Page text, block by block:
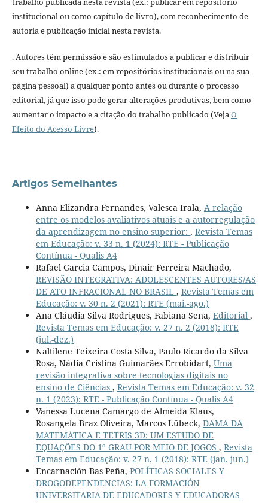
institucional ou como capítulo de livro), com reconhecimento de
autoria e publicação inicial nesta revista.
. Autores têm permissão e são estimulados a publicar e distribuir
seu trabalho online (ex.: em repositórios institucionais ou na sua
página pessoal) a qualquer ponto antes ou durante o processo
editorial, já que isso pode gerar alterações produtivas, bem como
aumentar o impacto e a citação do trabalho publicado (VejaO
Efeito do Acesso Livre).
Artigos Semelhantes
Anna Elizandra Fernandes, Valesca Irala, A relação
entre os modelos avaliativos atuais e a autorregulação
da aprendizagem no ensino superior: , Revista Temas
em Educação: v. 33 n. 1 (2024): RTE - Publicação
Contínua - Qualis A4
Rafael Garcia Campos, Dinair Ferreira Machado,
REVISÃO INTEGRATIVA: ADOLESCENTES AUTORES/AS
DE ATO INFRACIONAL NO BRASIL , Revista Temas em
Educação: v. 30 n. 2 (2021): RTE (mai.-ago.)
Ana Cláudia Silva Rodrigues, Fabiana Sena, Editorial ,
Revista Temas em Educação: v. 27 n. 2 (2018): RTE
(jul.-dez.)
Naltilene Teixeira Costa Silva, Paulo Ricardo da Silva
Rosa, Nádia Cristina Guimarães Errobidart, Uma
revisão integrativa sobre tecnologias digitais no
ensino de Ciências , Revista Temas em Educação: v. 32
n. 1 (2023): RTE - Publicação Contínua - Qualis A4
Vanessa Lucena Camargo de Almeida Klaus,
Rosangela Braz Oliveira, Marcos Lübeck, DAMA DA
MATEMÁTICA E TETRIS 3D: UM ESTUDO DE
EQUAÇÕES DO 1º GRAU POR MEIO DE JOGOS , Revista
Temas em Educação: v. 27 n. 1 (2018): RTE (jan.-jun.)
Encarnación Bas Peña, POLÍTICAS SOCIALES Y
DROGODEPENDENCIAS: LA FORMACIÓN
UNIVERSITARIA DE EDUCADORES Y EDUCADORAS